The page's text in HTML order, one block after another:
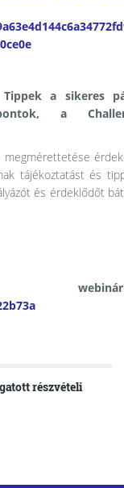
a sikeres
a
megmérettetése
tájékoztatást és
és érdeklődőt
részvételi